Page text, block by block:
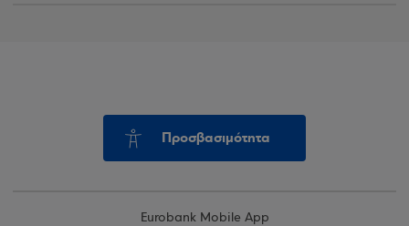
Προσβασιμότητα
Eurobank Mobile App